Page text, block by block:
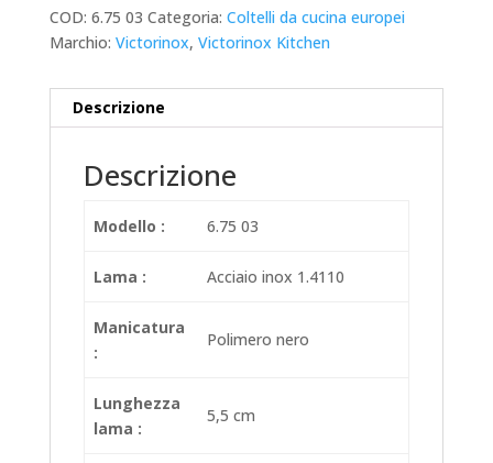
COD: 6.75 03 Categoria: Coltelli da cucina europei
Marchio: Victorinox, Victorinox Kitchen
Descrizione
Descrizione
Modello : 6.75 03
Lama : Acciaio inox 1.4110
Manicatura
:
Polimero nero
Lunghezza
lama :
5,5 cm